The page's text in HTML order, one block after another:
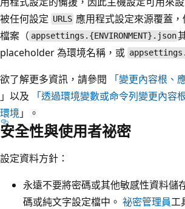
被任何設定 URLS 應用程式設定來源覆蓋
檔案（ appsettings.{ENVIRONMENT}.json
placeholder 為環境名稱，或
欲了解更多資訊，請參閱
「變更內容根、
」以及
「透過環境變數或命令列變更內容
環境」。
安全性與使用者祕密
設定資料方針：
永遠不要將密碼或其他敏感性資料儲
碼或純文字設定檔中。 祕密管理員工